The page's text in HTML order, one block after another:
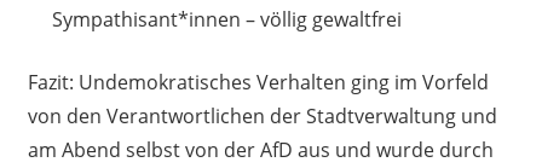
Sympathisant*innen – völlig gewaltfrei
Fazit: Undemokratisches Verhalten ging im Vorfeld
von den Verantwortlichen der Stadtverwaltung und
am Abend selbst von der AfD aus und wurde durch